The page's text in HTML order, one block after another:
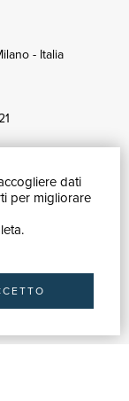
dati
per migliorare
- Italia